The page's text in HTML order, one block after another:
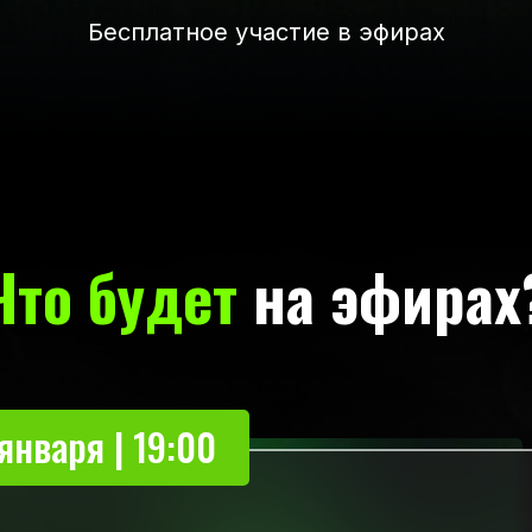
Бесплатное участие в эфирах
будет на
| 19:00